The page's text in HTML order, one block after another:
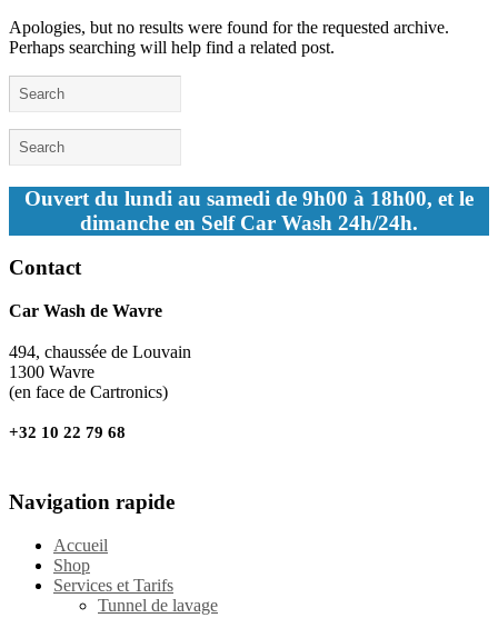
Apologies, but no results were found for the requested archive.
Perhaps searching will help find a related post.
Ouvert du lundi au samedi de 9h00 à 18h00, et le
dimanche en Self Car Wash 24h/24h.
Contact
Car Wash de Wavre
494, chaussée de Louvain
1300 Wavre
(en face de Cartronics)
+32 10 22 79 68
Navigation rapide
Accueil
Shop
Services et Tarifs
Tunnel de lavage